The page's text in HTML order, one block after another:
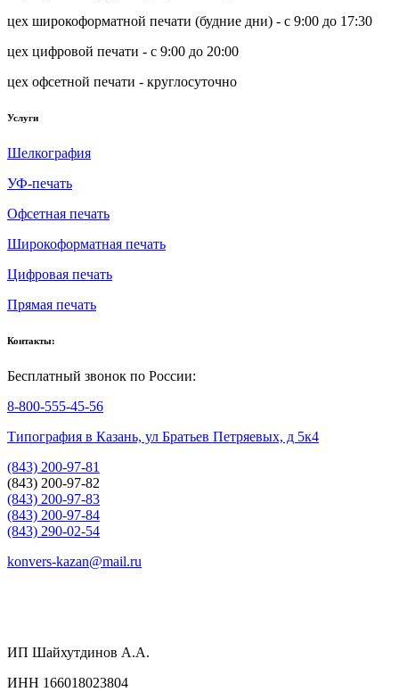
цех широкоформатной печати (будние дни) - с 9:00 до 17:30
цех цифровой печати - с 9:00 до 20:00
цех офсетной печати - круглосуточно
Услуги
Шелкография
УФ-печать
Офсетная печать
Широкоформатная печать
Цифровая печать
Прямая печать
Контакты:
Бесплатный звонок по России:
8-800-555-45-56
Типография в Казань, ул Братьев Петряевых, д 5к4
(843) 200-97-81
(843) 200-97-82
(843) 200-97-83
(843) 200-97-84
(843) 290-02-54
konvers-kazan@mail.ru
ИП Шайхутдинов А.А.
ИНН 166018023804